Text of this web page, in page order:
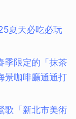
夏天必吃必玩
季限定的「抹茶
景咖啡廳通通打
歌「新北市美術